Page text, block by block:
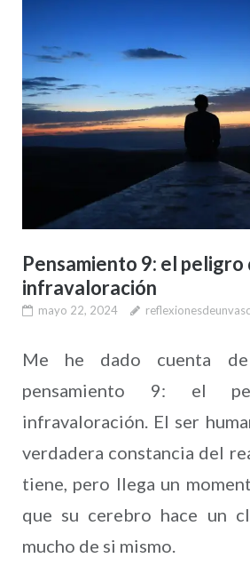
Pensamiento 9: el peligro
infravaloración
mayo 22, 2024
Me he dado cuenta
pensamiento 9: el
infravaloración. El ser
verdadera constancia del
tiene, pero llega un
que su cerebro hace un
mucho de si mismo.